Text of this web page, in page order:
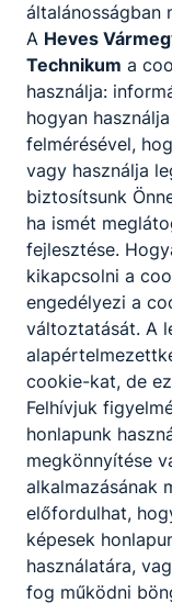
általánosságban
A Heves
Technikum a
használja:
hogyan
felmérésével,
vagy használja
biztosítsunk
ha ismét
fejlesztése.
kikapcsolni a
engedélyezi a
változtatását. A
cookie-kat, de
Felhívjuk
honlapunk
megkönnyítése
alkalmazásának
előfordulhat,
képesek
használatára,
fog működni